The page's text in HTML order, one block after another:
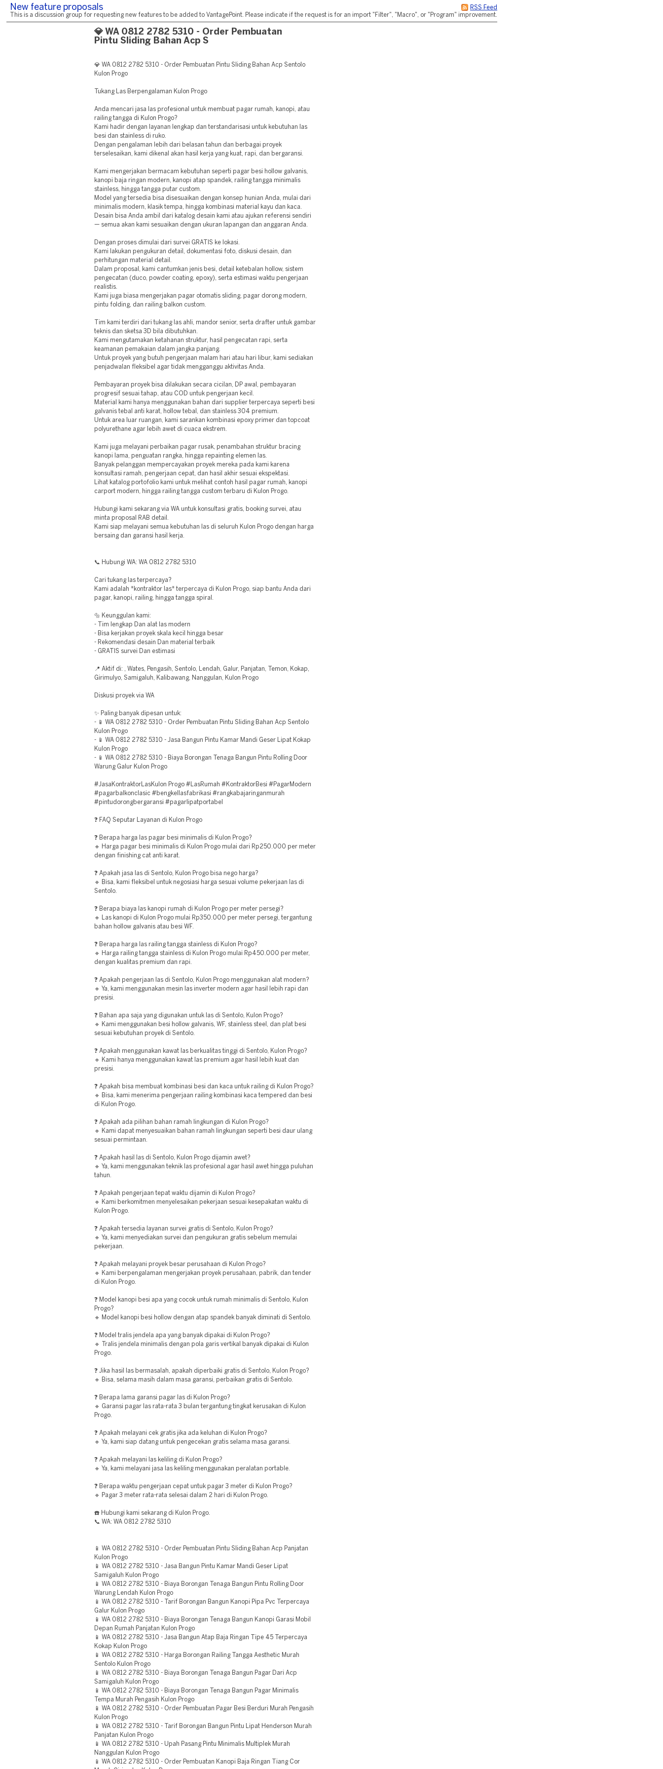
RSS Feed
New feature proposals
This is a discussion group for requesting new features to be added to VantagePoint. Please indicate if the request is for an import "Filter", "Macro", or "Program" improvement.
💎 WA 0812 2782 5310 - Order Pembuatan
Pintu Sliding Bahan Acp S
💎 WA 0812 2782 5310 - Order Pembuatan Pintu Sliding Bahan Acp Sentolo
Kulon Progo
Tukang Las Berpengalaman Kulon Progo
Anda mencari jasa las profesional untuk membuat pagar rumah, kanopi, atau
railing tangga di Kulon Progo?
Kami hadir dengan layanan lengkap dan terstandarisasi untuk kebutuhan las
besi dan stainless di ruko.
Dengan pengalaman lebih dari belasan tahun dan berbagai proyek
terselesaikan, kami dikenal akan hasil kerja yang kuat, rapi, dan bergaransi.
Kami mengerjakan bermacam kebutuhan seperti pagar besi hollow galvanis,
kanopi baja ringan modern, kanopi atap spandek, railing tangga minimalis
stainless, hingga tangga putar custom.
Model yang tersedia bisa disesuaikan dengan konsep hunian Anda, mulai dari
minimalis modern, klasik tempa, hingga kombinasi material kayu dan kaca.
Desain bisa Anda ambil dari katalog desain kami atau ajukan referensi sendiri
— semua akan kami sesuaikan dengan ukuran lapangan dan anggaran Anda.
Dengan proses dimulai dari survei GRATIS ke lokasi.
Kami lakukan pengukuran detail, dokumentasi foto, diskusi desain, dan
perhitungan material detail.
Dalam proposal, kami cantumkan jenis besi, detail ketebalan hollow, sistem
pengecatan (duco, powder coating, epoxy), serta estimasi waktu pengerjaan
realistis.
Kami juga biasa mengerjakan pagar otomatis sliding, pagar dorong modern,
pintu folding, dan railing balkon custom.
Tim kami terdiri dari tukang las ahli, mandor senior, serta drafter untuk gambar
teknis dan sketsa 3D bila dibutuhkan.
Kami mengutamakan ketahanan struktur, hasil pengecatan rapi, serta
keamanan pemakaian dalam jangka panjang.
Untuk proyek yang butuh pengerjaan malam hari atau hari libur, kami sediakan
penjadwalan fleksibel agar tidak mengganggu aktivitas Anda.
Pembayaran proyek bisa dilakukan secara cicilan, DP awal, pembayaran
progresif sesuai tahap, atau COD untuk pengerjaan kecil.
Material kami hanya menggunakan bahan dari supplier terpercaya seperti besi
galvanis tebal anti karat, hollow tebal, dan stainless 304 premium.
Untuk area luar ruangan, kami sarankan kombinasi epoxy primer dan topcoat
polyurethane agar lebih awet di cuaca ekstrem.
Kami juga melayani perbaikan pagar rusak, penambahan struktur bracing
kanopi lama, penguatan rangka, hingga repainting elemen las.
Banyak pelanggan mempercayakan proyek mereka pada kami karena
konsultasi ramah, pengerjaan cepat, dan hasil akhir sesuai ekspektasi.
Lihat katalog portofolio kami untuk melihat contoh hasil pagar rumah, kanopi
carport modern, hingga railing tangga custom terbaru di Kulon Progo.
Hubungi kami sekarang via WA untuk konsultasi gratis, booking survei, atau
minta proposal RAB detail.
Kami siap melayani semua kebutuhan las di seluruh Kulon Progo dengan harga
bersaing dan garansi hasil kerja.
📞 Hubungi WA: WA 0812 2782 5310
Cari tukang las terpercaya?
Kami adalah *kontraktor las* terpercaya di Kulon Progo, siap bantu Anda dari
pagar, kanopi, railing, hingga tangga spiral.
🔩 Keunggulan kami:
- Tim lengkap Dan alat las modern
- Bisa kerjakan proyek skala kecil hingga besar
- Rekomendasi desain Dan material terbaik
- GRATIS survei Dan estimasi
📍 Aktif di: , Wates, Pengasih, Sentolo, Lendah, Galur, Panjatan, Temon, Kokap,
Girimulyo, Samigaluh, Kalibawang, Nanggulan, Kulon Progo
Diskusi proyek via WA
✨ Paling banyak dipesan untuk:
- 📱 WA 0812 2782 5310 - Order Pembuatan Pintu Sliding Bahan Acp Sentolo
Kulon Progo
- 📱 WA 0812 2782 5310 - Jasa Bangun Pintu Kamar Mandi Geser Lipat Kokap
Kulon Progo
- 📱 WA 0812 2782 5310 - Biaya Borongan Tenaga Bangun Pintu Rolling Door
Warung Galur Kulon Progo
#JasaKontraktorLasKulon Progo #LasRumah #KontraktorBesi #PagarModern
#pagarbalkonclasic #bengkellasfabrikasi #rangkabajaringanmurah
#pintudorongbergaransi #pagarlipatportabel
❓ FAQ Seputar Layanan di Kulon Progo
❓ Berapa harga las pagar besi minimalis di Kulon Progo?
🔹 Harga pagar besi minimalis di Kulon Progo mulai dari Rp250.000 per meter
dengan finishing cat anti karat.
❓ Apakah jasa las di Sentolo, Kulon Progo bisa nego harga?
🔹 Bisa, kami fleksibel untuk negosiasi harga sesuai volume pekerjaan las di
Sentolo.
❓ Berapa biaya las kanopi rumah di Kulon Progo per meter persegi?
🔹 Las kanopi di Kulon Progo mulai Rp350.000 per meter persegi, tergantung
bahan hollow galvanis atau besi WF.
❓ Berapa harga las railing tangga stainless di Kulon Progo?
🔹 Harga railing tangga stainless di Kulon Progo mulai Rp450.000 per meter,
dengan kualitas premium dan rapi.
❓ Apakah pengerjaan las di Sentolo, Kulon Progo menggunakan alat modern?
🔹 Ya, kami menggunakan mesin las inverter modern agar hasil lebih rapi dan
presisi.
❓ Bahan apa saja yang digunakan untuk las di Sentolo, Kulon Progo?
🔹 Kami menggunakan besi hollow galvanis, WF, stainless steel, dan plat besi
sesuai kebutuhan proyek di Sentolo.
❓ Apakah menggunakan kawat las berkualitas tinggi di Sentolo, Kulon Progo?
🔹 Kami hanya menggunakan kawat las premium agar hasil lebih kuat dan
presisi.
❓ Apakah bisa membuat kombinasi besi dan kaca untuk railing di Kulon Progo?
🔹 Bisa, kami menerima pengerjaan railing kombinasi kaca tempered dan besi
di Kulon Progo.
❓ Apakah ada pilihan bahan ramah lingkungan di Kulon Progo?
🔹 Kami dapat menyesuaikan bahan ramah lingkungan seperti besi daur ulang
sesuai permintaan.
❓ Apakah hasil las di Sentolo, Kulon Progo dijamin awet?
🔹 Ya, kami menggunakan teknik las profesional agar hasil awet hingga puluhan
tahun.
❓ Apakah pengerjaan tepat waktu dijamin di Kulon Progo?
🔹 Kami berkomitmen menyelesaikan pekerjaan sesuai kesepakatan waktu di
Kulon Progo.
❓ Apakah tersedia layanan survei gratis di Sentolo, Kulon Progo?
🔹 Ya, kami menyediakan survei dan pengukuran gratis sebelum memulai
pekerjaan.
❓ Apakah melayani proyek besar perusahaan di Kulon Progo?
🔹 Kami berpengalaman mengerjakan proyek perusahaan, pabrik, dan tender
di Kulon Progo.
❓ Model kanopi besi apa yang cocok untuk rumah minimalis di Sentolo, Kulon
Progo?
🔹 Model kanopi besi hollow dengan atap spandek banyak diminati di Sentolo.
❓ Model tralis jendela apa yang banyak dipakai di Kulon Progo?
🔹 Tralis jendela minimalis dengan pola garis vertikal banyak dipakai di Kulon
Progo.
❓ Jika hasil las bermasalah, apakah diperbaiki gratis di Sentolo, Kulon Progo?
🔹 Bisa, selama masih dalam masa garansi, perbaikan gratis di Sentolo.
❓ Berapa lama garansi pagar las di Kulon Progo?
🔹 Garansi pagar las rata-rata 3 bulan tergantung tingkat kerusakan di Kulon
Progo.
❓ Apakah melayani cek gratis jika ada keluhan di Kulon Progo?
🔹 Ya, kami siap datang untuk pengecekan gratis selama masa garansi.
❓ Apakah melayani las keliling di Kulon Progo?
🔹 Ya, kami melayani jasa las keliling menggunakan peralatan portable.
❓ Berapa waktu pengerjaan cepat untuk pagar 3 meter di Kulon Progo?
🔹 Pagar 3 meter rata-rata selesai dalam 2 hari di Kulon Progo.
☎️ Hubungi kami sekarang di Kulon Progo.
📞 WA: WA 0812 2782 5310
📱 WA 0812 2782 5310 - Order Pembuatan Pintu Sliding Bahan Acp Panjatan
Kulon Progo
📱 WA 0812 2782 5310 - Jasa Bangun Pintu Kamar Mandi Geser Lipat
Samigaluh Kulon Progo
📱 WA 0812 2782 5310 - Biaya Borongan Tenaga Bangun Pintu Rolling Door
Warung Lendah Kulon Progo
📱 WA 0812 2782 5310 - Tarif Borongan Bangun Kanopi Pipa Pvc Terpercaya
Galur Kulon Progo
📱 WA 0812 2782 5310 - Biaya Borongan Tenaga Bangun Kanopi Garasi Mobil
Depan Rumah Panjatan Kulon Progo
📱 WA 0812 2782 5310 - Jasa Bangun Atap Baja Ringan Tipe 45 Terpercaya
Kokap Kulon Progo
📱 WA 0812 2782 5310 - Harga Borongan Railing Tangga Aesthetic Murah
Sentolo Kulon Progo
📱 WA 0812 2782 5310 - Biaya Borongan Tenaga Bangun Pagar Dari Acp
Samigaluh Kulon Progo
📱 WA 0812 2782 5310 - Biaya Borongan Tenaga Bangun Pagar Minimalis
Tempa Murah Pengasih Kulon Progo
📱 WA 0812 2782 5310 - Order Pembuatan Pagar Besi Berduri Murah Pengasih
Kulon Progo
📱 WA 0812 2782 5310 - Tarif Borongan Bangun Pintu Lipat Henderson Murah
Panjatan Kulon Progo
📱 WA 0812 2782 5310 - Upah Pasang Pintu Minimalis Multiplek Murah
Nanggulan Kulon Progo
📱 WA 0812 2782 5310 - Order Pembuatan Kanopi Baja Ringan Tiang Cor